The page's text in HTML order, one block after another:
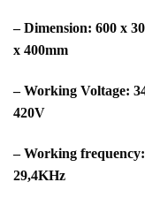
– Dimension: 600 x
x 400mm
– Working Voltage:
420V
– Working
29,4KHz